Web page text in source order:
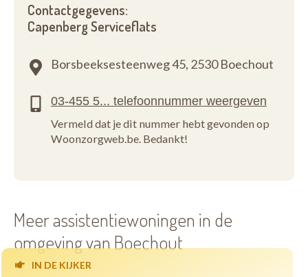
Contactgegevens:
Capenberg Serviceflats
Borsbeeksesteenweg 45, 2530 Boechout
Vermeld dat je dit nummer hebt gevonden op
Woonzorgweb.be. Bedankt!
Meer assistentiewoningen in de
omgeving van Boechout
IN DE KIJKER